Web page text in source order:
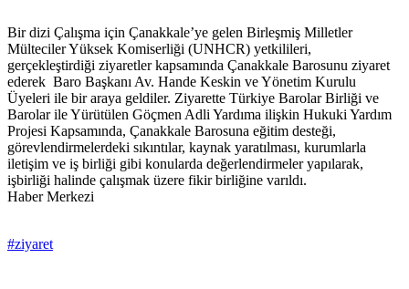
Bir dizi Çalışma için Çanakkale’ye gelen Birleşmiş Milletler
Mülteciler Yüksek Komiserliği (UNHCR) yetkilileri,
gerçekleştirdiği ziyaretler kapsamında Çanakkale Barosunu ziyaret
ederek Baro Başkanı Av. Hande Keskin ve Yönetim Kurulu
Üyeleri ile bir araya geldiler. Ziyarette Türkiye Barolar Birliği ve
Barolar ile Yürütülen Göçmen Adli Yardıma ilişkin Hukuki Yardım
Projesi Kapsamında, Çanakkale Barosuna eğitim desteği,
görevlendirmelerdeki sıkıntılar, kaynak yaratılması, kurumlarla
iletişim ve iş birliği gibi konularda değerlendirmeler yapılarak,
işbirliği halinde çalışmak üzere fikir birliğine varıldı.
Haber Merkezi
#ziyaret